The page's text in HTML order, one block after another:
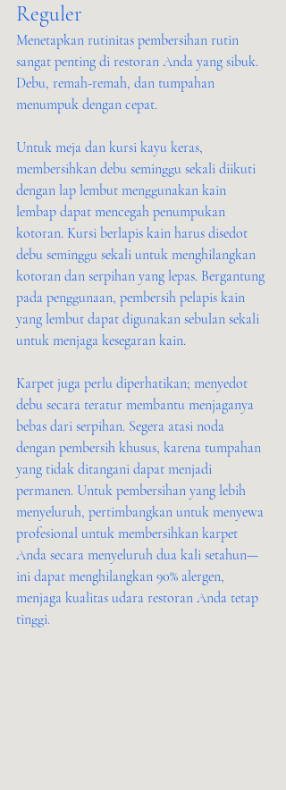
Reguler
Menetapkan rutinitas pembersihan rutin
sangat penting di restoran Anda yang sibuk.
Debu, remah-remah, dan tumpahan
menumpuk dengan cepat.
Untuk meja dan kursi kayu keras,
membersihkan debu seminggu sekali diikuti
dengan lap lembut menggunakan kain
lembap dapat mencegah penumpukan
kotoran. Kursi berlapis kain harus disedot
debu seminggu sekali untuk menghilangkan
kotoran dan serpihan yang lepas. Bergantung
pada penggunaan, pembersih pelapis kain
yang lembut dapat digunakan sebulan sekali
untuk menjaga kesegaran kain.
Karpet juga perlu diperhatikan; menyedot
debu secara teratur membantu menjaganya
bebas dari serpihan. Segera atasi noda
dengan pembersih khusus, karena tumpahan
yang tidak ditangani dapat menjadi
permanen. Untuk pembersihan yang lebih
menyeluruh, pertimbangkan untuk menyewa
profesional untuk membersihkan karpet
Anda secara menyeluruh dua kali setahun—
ini dapat menghilangkan 90% alergen,
menjaga kualitas udara restoran Anda tetap
tinggi.